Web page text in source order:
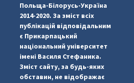
Польща-Білорусь-Україна
2014-2020. За зміст всіх
публікацій відповідальним
є Прикарпацький
національний університет
імені Василя Стефаника.
Зміст сайту, за будь-яких
обставин, не відображає